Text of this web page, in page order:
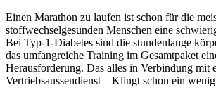
Einen Marathon zu laufen ist schon für die
stoffwechselgesunden Menschen eine
Bei Typ-1-Diabetes sind die stundenlange
das umfangreiche Training im Gesamtpaket
Herausforderung. Das alles in Verbindung mit
Vertriebsaussendienst – Klingt schon ein